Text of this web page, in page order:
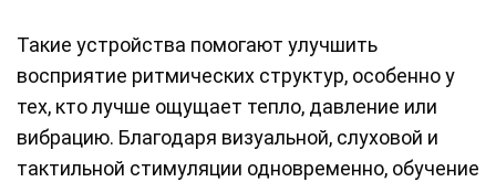
Такие устройства помогают улучшить
восприятие ритмических структур, особенно у
тех, кто лучше ощущает тепло, давление или
вибрацию. Благодаря визуальной, слуховой и
тактильной стимуляции одновременно, обучение